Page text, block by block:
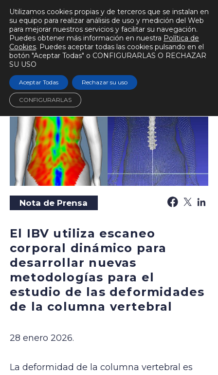
BIOMECÁNICAMENTE
Tiempo de lectura 4 min.
Escuchar audio
Nota de Prensa
El IBV utiliza escaneo
corporal dinámico para
desarrollar nuevas
metodologías para el
estudio de las deformidades
de la columna vertebral
28 enero 2026.
La deformidad de la columna vertebral es
Utilizamos cookies propias y de terceros que se instalan en
su equipo para realizar análisis de uso y medición del Web
para mejorar nuestros servicios y facilitar su navegación.
Puedes obtener más información en nuestra Política de
Cookies. Puedes aceptar todas las cookies pulsando en el
botón "Aceptar Todas" o CONFIGURARLAS O RECHAZAR
SU USO
Aceptar Todas Rechazar su uso
CONFIGURARLAS